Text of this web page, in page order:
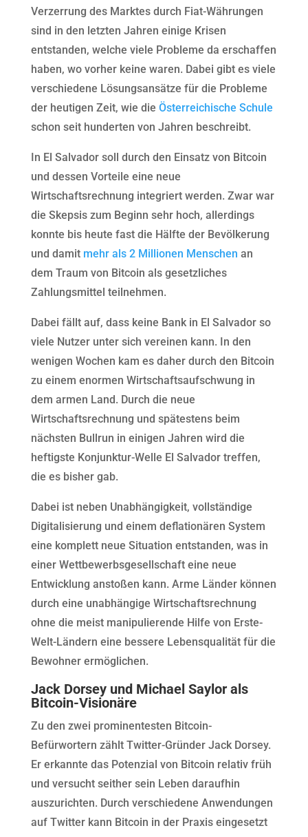
Verzerrung des Marktes durch Fiat-Währungen
sind in den letzten Jahren einige Krisen
entstanden, welche viele Probleme da erschaffen
haben, wo vorher keine waren. Dabei gibt es viele
verschiedene Lösungsansätze für die Probleme
der heutigen Zeit, wie die Österreichische Schule
schon seit hunderten von Jahren beschreibt.
In El Salvador soll durch den Einsatz von Bitcoin
und dessen Vorteile eine neue
Wirtschaftsrechnung integriert werden. Zwar war
die Skepsis zum Beginn sehr hoch, allerdings
konnte bis heute fast die Hälfte der Bevölkerung
und damit mehr als 2 Millionen Menschen an
dem Traum von Bitcoin als gesetzliches
Zahlungsmittel teilnehmen.
Dabei fällt auf, dass keine Bank in El Salvador so
viele Nutzer unter sich vereinen kann. In den
wenigen Wochen kam es daher durch den Bitcoin
zu einem enormen Wirtschaftsaufschwung in
dem armen Land. Durch die neue
Wirtschaftsrechnung und spätestens beim
nächsten Bullrun in einigen Jahren wird die
heftigste Konjunktur-Welle El Salvador treffen,
die es bisher gab.
Dabei ist neben Unabhängigkeit, vollständige
Digitalisierung und einem deflationären System
eine komplett neue Situation entstanden, was in
einer Wettbewerbsgesellschaft eine neue
Entwicklung anstoßen kann. Arme Länder können
durch eine unabhängige Wirtschaftsrechnung
ohne die meist manipulierende Hilfe von Erste-
Welt-Ländern eine bessere Lebensqualität für die
Bewohner ermöglichen.
Jack Dorsey und Michael Saylor als
Bitcoin-Visionäre
Zu den zwei prominentesten Bitcoin-
Befürwortern zählt Twitter-Gründer Jack Dorsey.
Er erkannte das Potenzial von Bitcoin relativ früh
und versucht seither sein Leben daraufhin
auszurichten. Durch verschiedene Anwendungen
auf Twitter kann Bitcoin in der Praxis eingesetzt